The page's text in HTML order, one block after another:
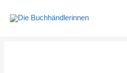
Inhalt